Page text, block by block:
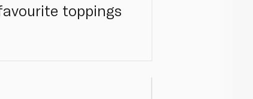
toppings.